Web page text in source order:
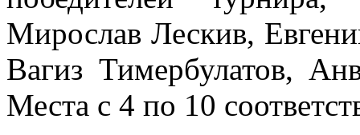
Мирослав Лескив,
Вагиз Тимербулатов,
Места с 4 по 10